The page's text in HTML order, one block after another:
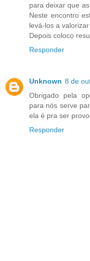
para deixar que
Neste encontro
levá-los a
Depois coloco
Responder
Unknown 8 de
Obrigado pela
para nós serve
ela é pra ser
Responder